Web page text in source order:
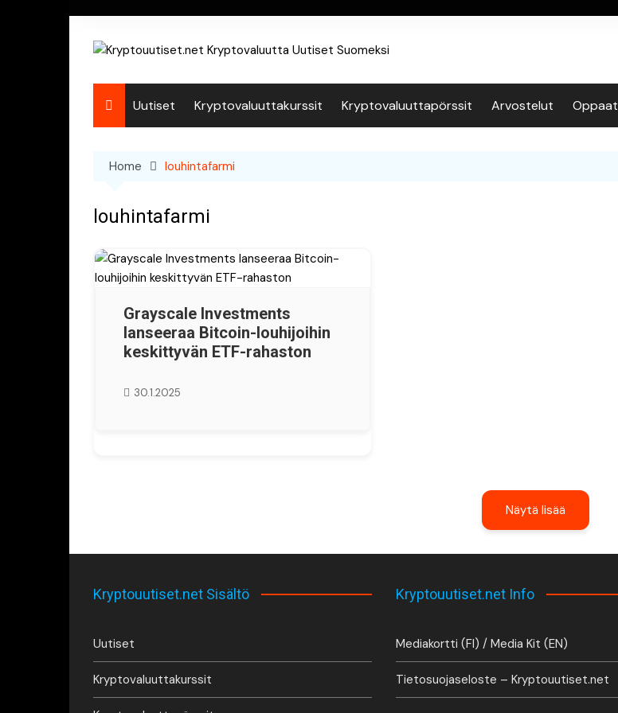
Uutiset Kryptovaluuttakurssit Kryptovaluuttapörssit Arvostelut Oppaat
Home louhintafarmi
louhintafarmi
Grayscale Investments
lanseeraa Bitcoin-louhijoihin
keskittyvän ETF-rahaston
30.1.2025
Näytä lisää
Kryptouutiset.net Sisältö
Uutiset
Kryptovaluuttakurssit
Kryptouutiset.net Info
Mediakortti (FI) / Media Kit (EN)
Tietosuojaseloste – Kryptouutiset.net